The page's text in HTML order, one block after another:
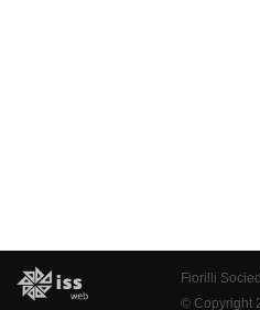
Fiorilli
© Copyright